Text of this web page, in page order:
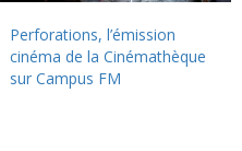
Perforations, l’émission
cinéma de la Cinémathèque
sur Campus FM